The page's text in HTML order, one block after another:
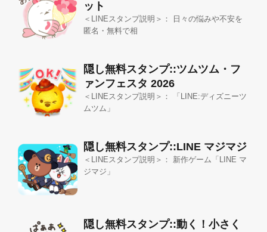
ット
＜LINEスタンプ説明＞： 日々の悩みや不安を
匿名・無料で相
隠し無料スタンプ::ツムツム・フ
ァンフェスタ 2026
＜LINEスタンプ説明＞： 「LINE:ディズニーツ
ムツム」
隠し無料スタンプ::LINE マジマジ
＜LINEスタンプ説明＞： 新作ゲーム「LINE マ
ジマジ」
隠し無料スタンプ::動く！小さく